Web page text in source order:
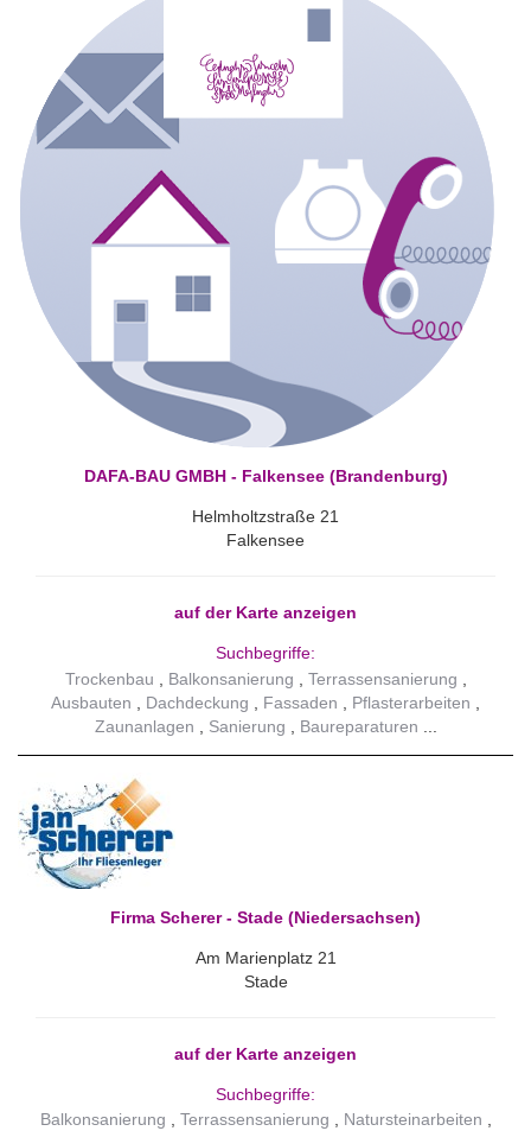
DAFA-BAU GMBH - Falkensee (Brandenburg)
Helmholtzstraße 21
Falkensee
auf der Karte anzeigen
Suchbegriffe:
Trockenbau
Balkonsanierung
Terrassensanierung
Ausbauten
Dachdeckung Fassaden
Pflasterarbeiten
Zaunanlagen
Sanierung Baureparaturen
Firma Scherer - Stade (Niedersachsen)
Am Marienplatz 21
Stade
auf der Karte anzeigen
Suchbegriffe:
Balkonsanierung
Terrassensanierung Natursteinarbeiten